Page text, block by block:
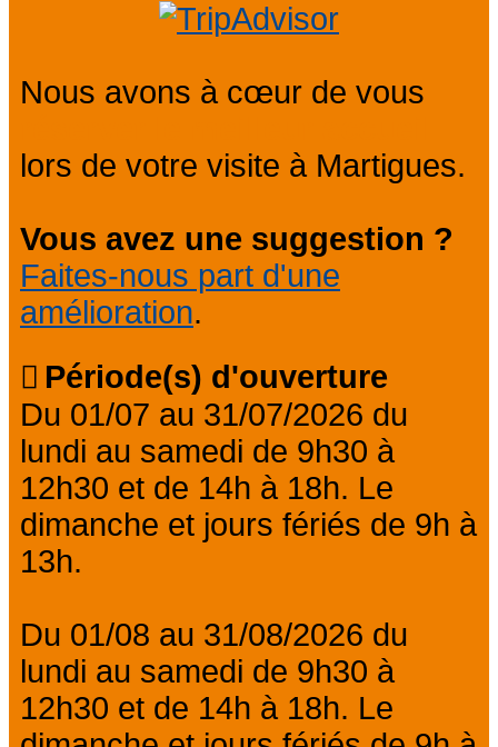
Nous avons à cœur de vous
lors de votre visite à Martigues.
Vous avez une suggestion ?
Faites-nous part d'une
amélioration.
Période(s) d'ouverture
Du 01/07 au 31/07/2026 du
lundi au samedi de 9h30 à
12h30 et de 14h à 18h. Le
dimanche et jours fériés de 9h à
13h.
Du 01/08 au 31/08/2026 du
lundi au samedi de 9h30 à
12h30 et de 14h à 18h. Le